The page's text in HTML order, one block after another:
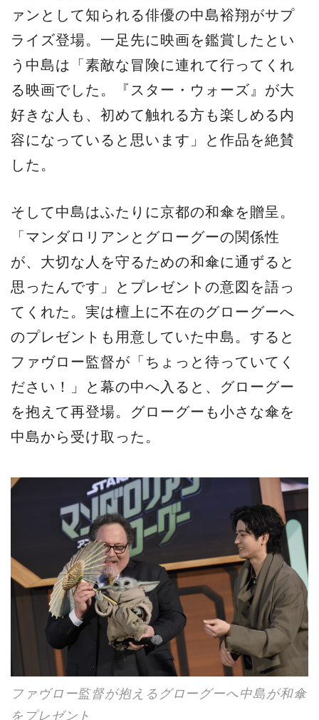
ァンとして知られる俳優の中島裕翔がサプ
ライズ登場。一足先に映画を鑑賞したとい
う中島は「素敵な冒険に連れて行ってくれ
る映画でした。『スター・ウォーズ』が大
好きな人も、初めて触れる方も楽しめる内
容になっていると思います」と作品を絶賛
した。
そして中島はふたりに京都の和傘を贈呈。
「マンダロリアンとグローグーの関係性
が、大切な人を守るための和傘に通ずると
思ったんです」とプレゼントの意図を語っ
てくれた。実は檀上に不在のグローグーへ
のプレゼントも用意していた中島。すると
ファヴロー監督が「ちょっと待っていてく
ださい！」と幕の中へ入ると、グローグー
を抱えて再登場。グローグーも小さな傘を
中島から受け取った。
ファヴロー監督が抱えるグローグーへ中島が和傘
をプレゼント